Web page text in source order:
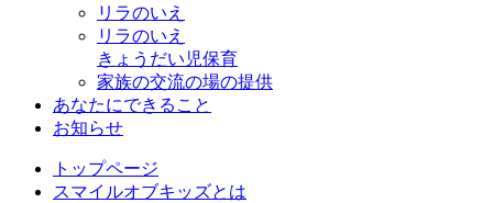
リラのいえ
リラのいえ
きょうだい児保育
家族の交流の場の提供
あなたにできること
お知らせ
トップページ
スマイルオブキッズとは